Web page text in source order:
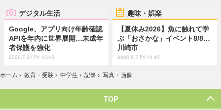
デジタル生活
Google、アプリ向け年齢確認
APIを年内に世界展開…未成年
者保護を強化
2026.7.31 Fri 13:45
趣味・娯楽
【夏休み2026】魚に触れて学
ぶ「おさかな」イベント8/8…
川崎市
2026.8.7 Fri 10:45
ホーム › 教育・受験 › 中学生 › 記事 › 写真・画像
TOP